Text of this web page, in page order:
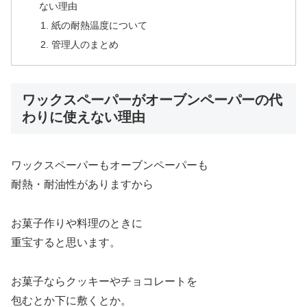
ない理由
紙の耐熱温度について
管理人のまとめ
ワックスペーパーがオーブンペーパーの代
わりに使えない理由
ワックスペーパーもオーブンペーパーも
耐熱・耐油性がありますから
お菓子作りや料理のときに
重宝すると思います。
お菓子ならクッキーやチョコレートを
包むとか下に敷くとか。